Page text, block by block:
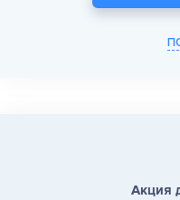
Акция